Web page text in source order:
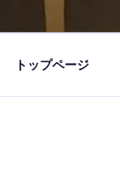
トップページ